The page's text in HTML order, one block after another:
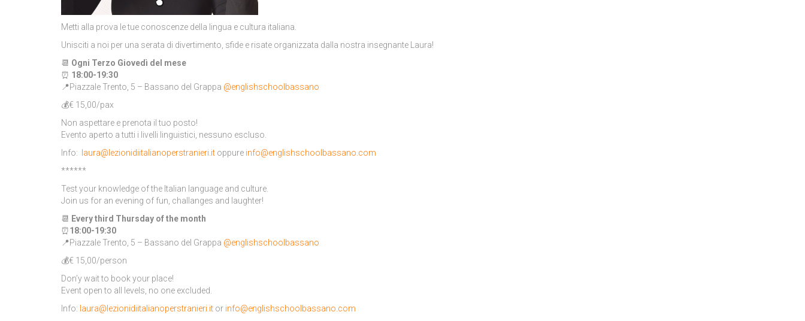
Metti alla prova le tue conoscenze della lingua e cultura italiana.
Unisciti a noi per una serata di divertimento, sfide e risate organizzata dalla nostra insegnante Laura!
📆 Ogni Terzo Giovedì del mese
⏰ 18:00-19:30
📍Piazzale Trento, 5 – Bassano del Grappa @englishschoolbassano
💰€ 15,00/pax
Non aspettare e prenota il tuo posto!
Evento aperto a tutti i livelli linguistici, nessuno escluso.
Info: laura@lezionidiitalianoperstranieri.it oppure info@englishschoolbassano.com
******
Test your knowledge of the Italian language and culture.
Join us for an evening of fun, challanges and laughter!
📆 Every third Thursday of the month
⏰18:00-19:30
📍Piazzale Trento, 5 – Bassano del Grappa @englishschoolbassano
💰€ 15,00/person
Don’y wait to book your place!
Event open to all levels, no one excluded.
Info: laura@lezionidiitalianoperstranieri.it or info@englishschoolbassano.com